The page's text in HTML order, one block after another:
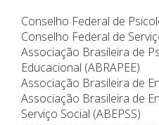
Conselho Federal de
Conselho Federal de
Associação Brasileira de
Educacional (ABRAPEE)
Associação Brasileira de
Associação Brasileira de
Serviço Social (ABEPSS)